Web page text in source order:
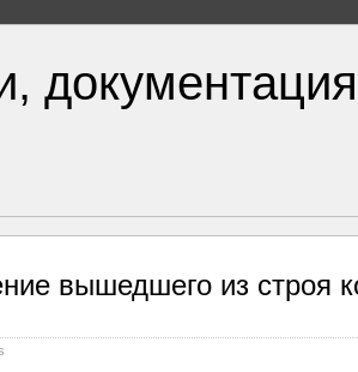
вышедшего из строя